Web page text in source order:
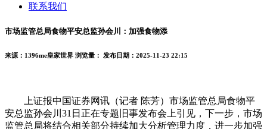
联系我们
市场监管总局食物平安总监孙会川：加强食物添
来源：1396me皇家世界 浏览量： 发布日期：2025-11-23 22:15
上证报中国证券网讯（记者 陈芳）市场监管总局食物平
安总监孙会川31日正在专题旧事发布会上引见，下一步，市场
监管总局将结合相关部分持续加大分析管理力度，进一步加强